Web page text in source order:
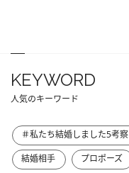
KEYWORD
人気のキーワード
＃私たち結婚しました5考察
結婚相手
プロポーズ